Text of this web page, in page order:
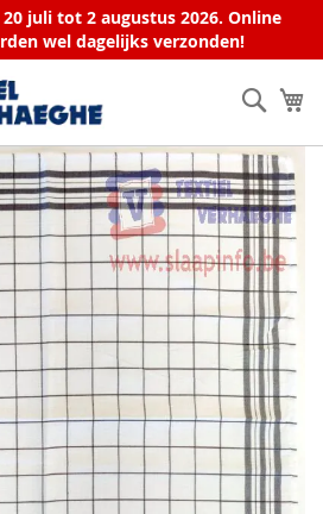
juli tot 2 augustus 2026. Online
wel dagelijks verzonden!
Zoek